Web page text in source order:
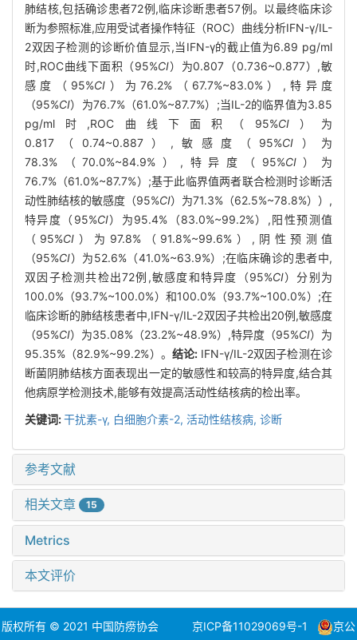
肺结核,包括确诊患者72例,临床诊断患者57例。以最终临床诊
断为参照标准,应用受试者操作特征（ROC）曲线分析IFN-γ/IL-
2双因子检测的诊断价值显示,当IFN-γ的截止值为6.89 pg/ml
时,ROC曲线下面积（95%CI）为0.807（0.736~0.877）,敏
感度（95%CI ）为76.2%（67.7%~83.0%）,特异度
（95%CI）为76.7%（61.0%~87.7%）;当IL-2的临界值为3.85
pg/ml时,ROC曲线下面积（95%CI）为
0.817（0.74~0.887）,敏感度（95%CI ）为
78.3%（70.0%~84.9%）,特异度（95%CI）为
76.7%（61.0%~87.7%）;基于此临界值两者联合检测时诊断活
动性肺结核的敏感度（95%CI）为71.3%（62.5%~78.8%））,
特异度（95%CI）为95.4%（83.0%~99.2%）,阳性预测值
（95%CI ）为97.8%（91.8%~99.6%）,阴性预测值
（95%CI）为52.6%（41.0%~63.9%）;在临床确诊的患者中,
双因子检测共检出72例,敏感度和特异度（95%CI）分别为
100.0%（93.7%~100.0%）和100.0%（93.7%~100.0%）;在
临床诊断的肺结核患者中,IFN-γ/IL-2双因子共检出20例,敏感度
（95%CI）为35.08%（23.2%~48.9%）,特异度（95%CI）为
95.35%（82.9%~99.2%）。 结论: IFN-γ/IL-2双因子检测在诊
断菌阴肺结核方面表现出一定的敏感性和较高的特异度,结合其
他病原学检测技术,能够有效提高活动性结核病的检出率。
关键词:干扰素-γ, 白细胞介素-2, 活动性结核病, 诊断
参考文献
相关文章 15
Metrics
本文评价
版权所有 © 2021 中国防痨协会 京ICP备11029069号-1 京公